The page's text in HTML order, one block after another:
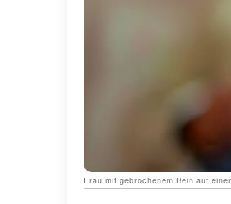
Frau mit gebrochenem Bein auf